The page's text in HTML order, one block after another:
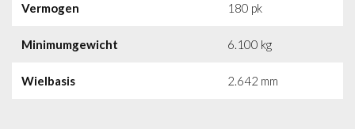
Vermogen 180 pk
Minimumgewicht 6.100 kg
Wielbasis 2.642 mm